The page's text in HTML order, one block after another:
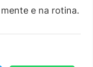
e na rotina.